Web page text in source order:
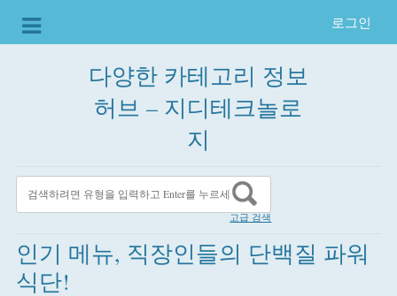
로그인
다양한 카테고리 정보
허브 – 지디테크놀로
지
고급 검색
인기 메뉴, 직장인들의 단백질 파워
식단!